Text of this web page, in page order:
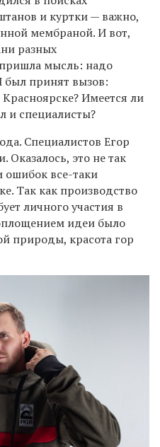
и куртки — важно,
мембраной. И вот,
разных
мысль: надо
был принят вызов:
Имеется ли
и специалисты?
Специалистов Егор
Оказалось, это не так
ошибок все-таки
Так как производство
личного участия в
идеи было
природы, красота гор